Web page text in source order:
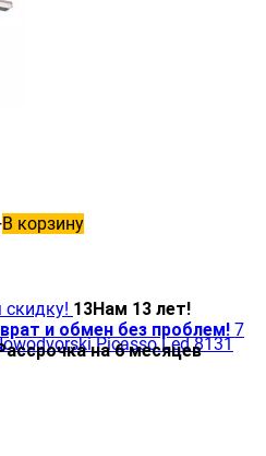
В корзину
13Нам 13 лет!
и обмен без проблем! 7
на 6 месяцев